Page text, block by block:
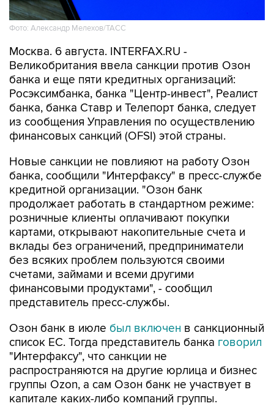
Фото: Александр Мелехов/ТАСС
Москва. 6 августа. INTERFAX.RU -
Великобритания ввела санкции против Озон
банка и еще пяти кредитных организаций:
Росэксимбанка, банка "Центр-инвест", Реалист
банка, банка Ставр и Телепорт банка, следует
из сообщения Управления по осуществлению
финансовых санкций (OFSI) этой страны.
Новые санкции не повлияют на работу Озон
банка, сообщили "Интерфаксу" в пресс-службе
кредитной организации. "Озон банк
продолжает работать в стандартном режиме:
розничные клиенты оплачивают покупки
картами, открывают накопительные счета и
вклады без ограничений, предприниматели
без всяких проблем пользуются своими
счетами, займами и всеми другими
финансовыми продуктами", - сообщил
представитель пресс-службы.
Озон банк в июле был включен в санкционный
список ЕС. Тогда представитель банка говорил
"Интерфаксу", что санкции не
распространяются на другие юрлица и бизнес
группы Ozon, а сам Озон банк не участвует в
капитале каких-либо компаний группы.